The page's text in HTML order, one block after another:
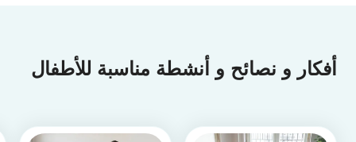
أفكار و نصائح و أنشطة مناسبة للأطفال